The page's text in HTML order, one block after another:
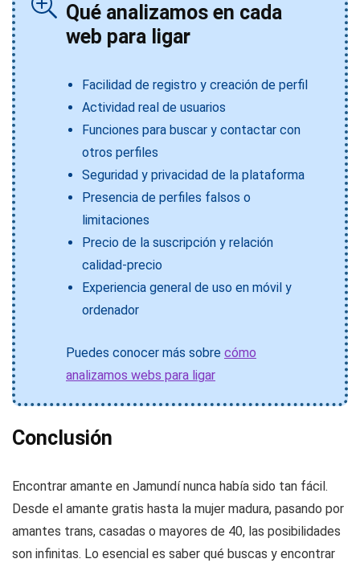
Qué analizamos en cada
web para ligar
Facilidad de registro y creación de perfil
Actividad real de usuarios
Funciones para buscar y contactar con
otros perfiles
Seguridad y privacidad de la plataforma
Presencia de perfiles falsos o
limitaciones
Precio de la suscripción y relación
calidad-precio
Experiencia general de uso en móvil y
ordenador
Puedes conocer más sobre cómo
analizamos webs para ligar
Conclusión
Encontrar amante en Jamundí nunca había sido tan fácil.
Desde el amante gratis hasta la mujer madura, pasando por
amantes trans, casadas o mayores de 40, las posibilidades
son infinitas. Lo esencial es saber qué buscas y encontrar